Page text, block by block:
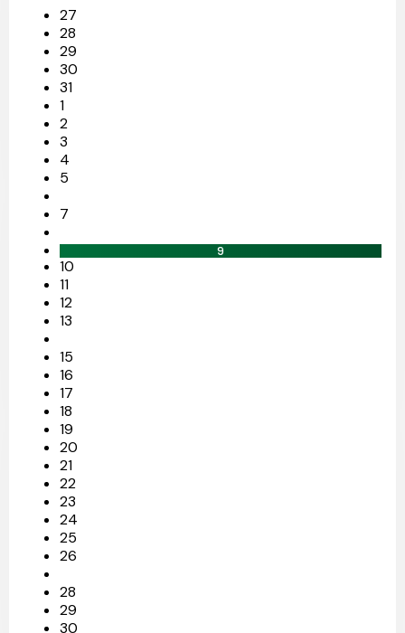
27
28
29
30
31
1
2
3
4
5
7
9
10
11
12
13
15
16
17
18
19
20
21
22
23
24
25
26
28
29
30